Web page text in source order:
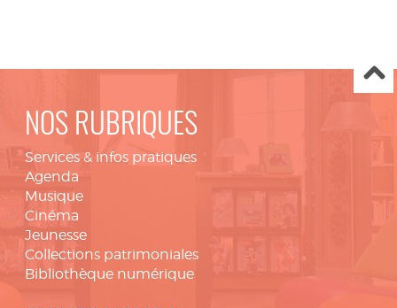
NOS RUBRIQUES
Services & infos pratiques
Agenda
Musique
Cinéma
Jeunesse
Collections patrimoniales
Bibliothèque numérique